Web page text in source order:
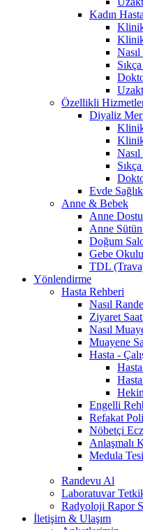
Kadın
Özellikli
Diyaliz
Evde
Anne & Bebek
Anne
Anne
Doğum
Gebe Okulu
TDL
Yönlendirme
Hasta Rehberi
Nasıl
Ziyaret
Nasıl
Muayene
Hasta -
Engelli
Refakat
Nöbetçi
Anlaşmalı
Medula
Randevu Al
Laboratuvar
Radyoloji Rapor
İletişim & Ulaşım